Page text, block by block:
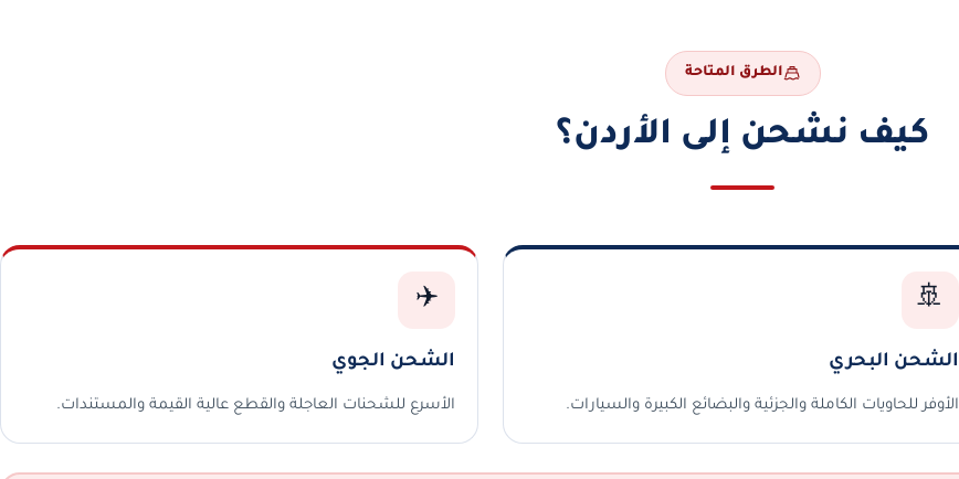
الطرق المتاحة
كيف نشحن إلى الأردن؟
🚢
الشحن البحري
الأوفر للحاويات الكاملة والجزئية والبضائع الكبيرة والسيارات.
✈️
الشحن الجوي
الأسرع للشحنات العاجلة والقطع عالية القيمة والمستندات.